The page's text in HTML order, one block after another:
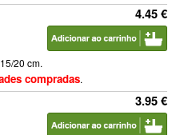
4.45 €
20 cm.
compradas.
3.95 €